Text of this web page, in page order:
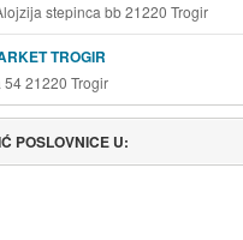
stepinca bb 21220 Trogir
TROGIR
21220 Trogir
POSLOVNICE U: